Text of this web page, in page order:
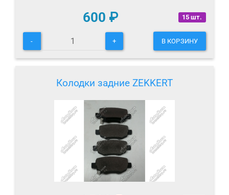
15 шт.
600 ₽
- + В КОРЗИНУ
Колодки задние ZEKKERT